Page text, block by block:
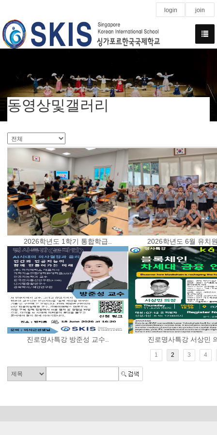
login join
동영상및갤러리
2026학년도 1학기 통합학급.. 2026학년도 6월 유치
진로명사특강 방준성 교수.. 진로명사특강 서상민
1 2 3 4